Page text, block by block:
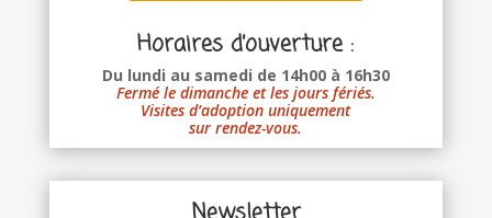
Horaires d’ouverture :
Du lundi au samedi de 14h00 à 16h30
Fermé le dimanche et les jours fériés.
Visites d’adoption uniquement
sur rendez-vous.